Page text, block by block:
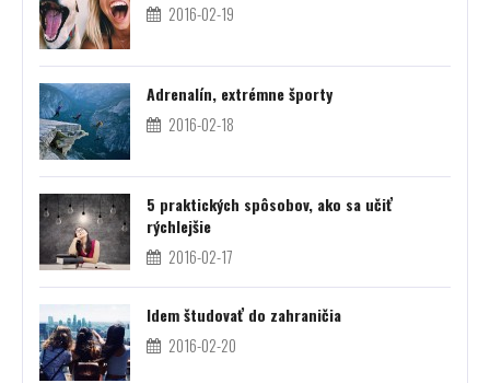
2016-02-19
Adrenalín, extrémne športy
2016-02-18
5 praktických spôsobov, ako sa učiť
rýchlejšie
2016-02-17
Idem študovať do zahraničia
2016-02-20